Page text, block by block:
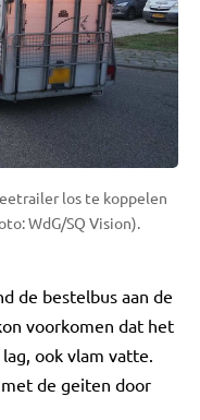
los te koppelen
WdG/SQ Vision).
de bestelbus aan de
voorkomen dat het
ook vlam vatte.
de geiten door